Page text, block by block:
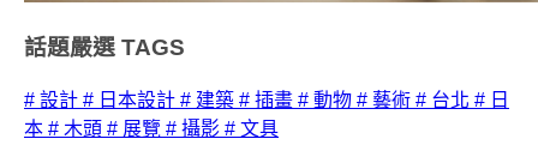
話題嚴選 TAGS
# 設計 # 日本設計 # 建築 # 插畫 # 動物 # 藝術 # 台北 # 日
本 # 木頭 # 展覽 # 攝影 # 文具